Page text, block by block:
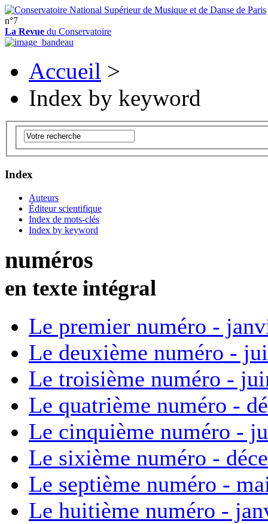
n°7
La Revue du Conservatoire
Accueil >
Index by keyword
Index
Auteurs
Éditeur scientifique
Index de mots-clés
Index by keyword
numéros
en texte intégral
Le premier numéro -
Le deuxième numéro -
Le troisième numéro -
Le quatrième numéro -
Le cinquième numéro -
Le sixième numéro -
Le septième numéro -
Le huitième numéro -